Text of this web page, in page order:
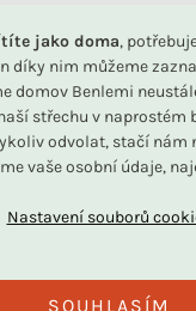
jako doma,
díky nim můžeme
domov Benlemi
střechu v naprostém
odvolat, stačí nám
vaše osobní údaje,
SOUHLASÍM